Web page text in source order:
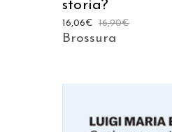
storia?
16,90€
16,06€
Brossura